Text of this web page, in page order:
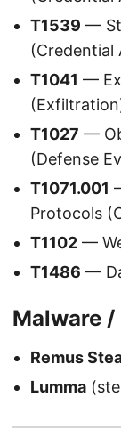
T1539 —
(Credential
T1041 —
T1027 —
(Defense
T1071.001
Protocols
T1102 —
T1486 —
Malware
Remus
Lumma